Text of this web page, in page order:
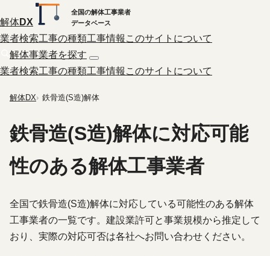
解体DX
全国の解体工事業者
データベース
業者検索工事の種類工事情報 このサイトについて
解体事業者を探す
業者検索工事の種類工事情報 このサイトについて
解体DX 鉄骨造(S造)解体
鉄骨造(S造)解体に対応可能
性のある解体工事業者
全国で鉄骨造(S造)解体に対応している可能性のある解体
工事業者の一覧です。建設業許可と事業規模から推定して
おり、実際の対応可否は各社へお問い合わせください。